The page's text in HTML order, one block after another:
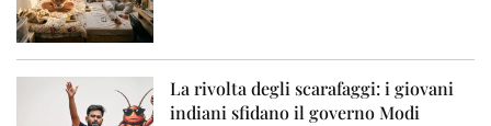
La rivolta degli scarafaggi: i giovani
indiani sfidano il governo Modi